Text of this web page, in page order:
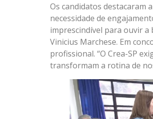
Os candidatos destacaram
necessidade de
imprescindível para ouvir
Vinicius Marchese. Em
profissional. “O Crea-SP
transformam a rotina de